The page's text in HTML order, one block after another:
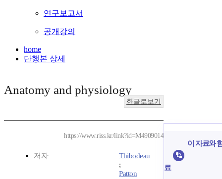
연구보고서
공개강의
home
단행본 상세
Anatomy and physiology
한글로보기
https://www.riss.kr/link?id=M4909014
저자
Thibodeau
;
Patton
이 자료와
료